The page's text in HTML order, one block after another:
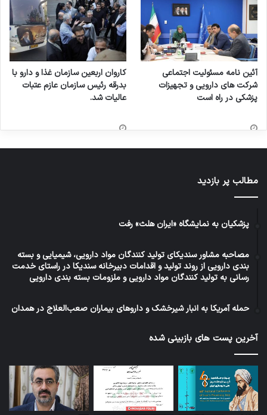
آئین نامه مسئولیت اجتماعی
شرکت های دارویی و تجهیزات
پزشکی در راه است
کاروان اربعین سازمان غذا و دارو با
بدرقه رئیس سازمان عازم عتبات
عالیات شد.
مطالب پر بازدید
پزشکیان به نمایشگاه «ایران هلث» رفت
مصاحبه مشاور سندیکای تولید کنندگان مواد دارویی، شیمیایی و بسته
بندی دارویی از روند تولید و اقدامات دبیرخانه سندیکا در راستای خدمت
رسانی به تولید کنندگان مواد دارویی و ملزومات بسته بندی دارویی
حمله آمریکا به انبار شیرخشک و داروهای بیماران صعب‌العلاج در همدان
آخرین پست های بازبینی شده